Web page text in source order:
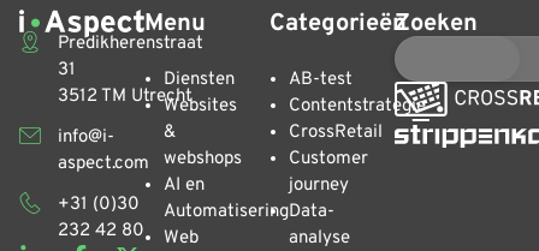
Predikherenstraat
31
3512 TM Utrecht
info@i-
aspect.com
+31 (0)30
232 42 80
Menu
Diensten
Websites
&
webshops
AI en
Automatisering
Web
Categorieën
AB-test
Contentstrategie
CrossRetail
Customer
journey
Data-
analyse
Zoeken